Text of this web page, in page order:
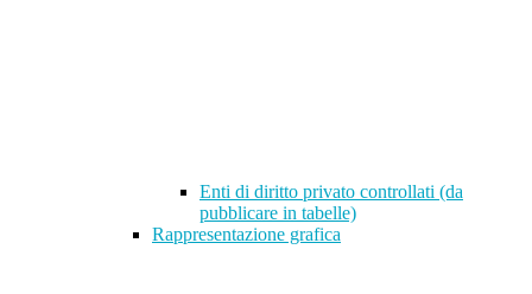
Enti di diritto privato controllati (da
pubblicare in tabelle)
Rappresentazione grafica